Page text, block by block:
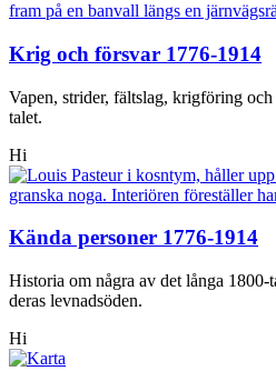
Krig och försvar 1776-1914
Vapen, strider, fältslag, krigföring
talet.
Hi
Kända personer 1776-1914
Historia om några av det långa 1800-
deras levnadsöden.
Hi